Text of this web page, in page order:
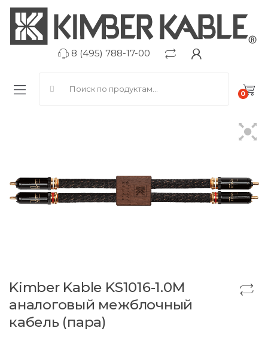
8 (495) 788-17-00
0
Kimber Kable KS1016-1.0M
аналоговый межблочный
кабель (пара)